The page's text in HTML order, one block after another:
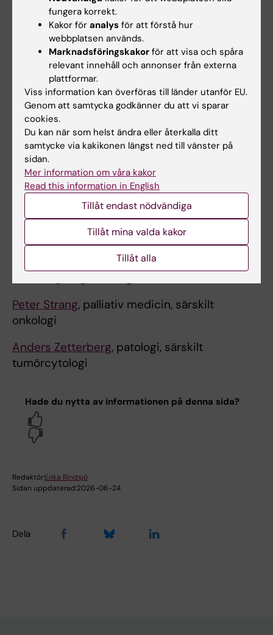
Gert Auer, molekylär patologi
Dzevad Belkic, matematisk strålningsfysik
Yvonne Brandberg
på onkologi
Tina Dalianis
Johan Hansson,onkologi
Olle Larsson, experimentell patologi
Stig Linder, molekylär cancerfarmakologi
Sten Nilsson, onkologi
Monica Nistér
Peter Strang, palliativ medicin, särskilt
onkologi
Anders Zetterberg, patologi, särskilt
tumörcytologi
Hade du nytta av informationen på denna sida?
Redaktör:Erika Rindsjö
Sidan uppdaterad:2026-06-24
Dela
fungera korrekt.
Kakor för analys för att förstå hur
webbplatsen används.
Marknadsföringskakor för att visa och spåra
relevant innehåll och annonser från externa
plattformar.
Viss information kan överföras till länder utanför EU.
Genom att samtycka godkänner du att vi sparar
cookies.
Du kan när som helst ändra eller återkalla ditt
samtycke via kakikonen längst ned till vänster på
sidan.
Mer information om våra kakor
Read this information in English
Tillåt endast nödvändiga
Tillåt mina valda kakor
Tillåt alla